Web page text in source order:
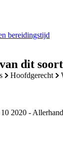
dit
hoofdgerecht
2020 -
bereidingstijd